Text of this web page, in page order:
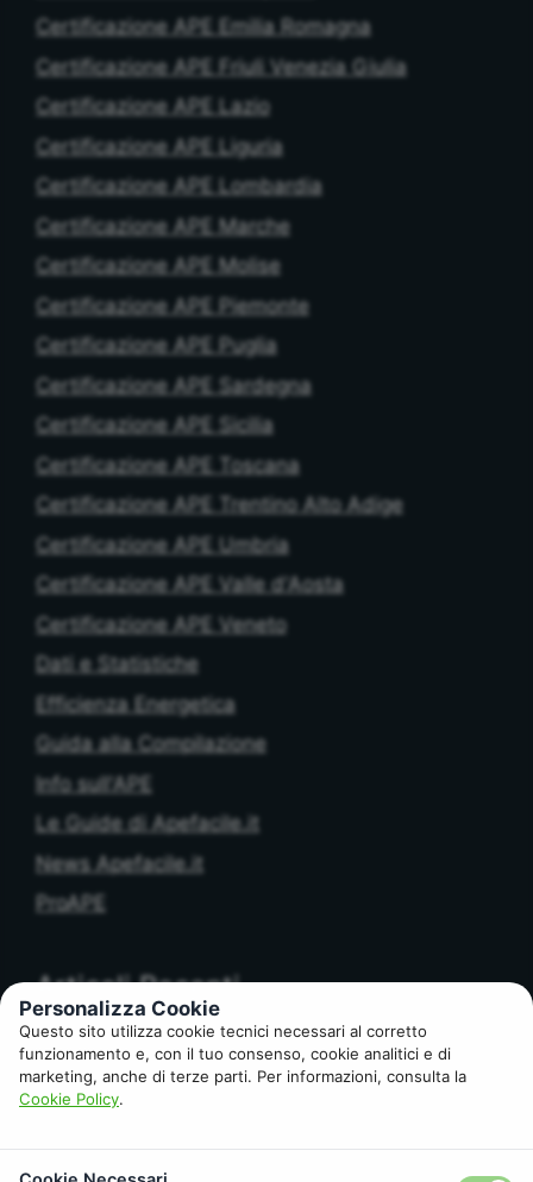
Certificazione APE Emilia Romagna
Certificazione APE Friuli Venezia Giulia
Certificazione APE Lazio
Certificazione APE Liguria
Certificazione APE Lombardia
Certificazione APE Marche
Certificazione APE Molise
Certificazione APE Piemonte
Certificazione APE Puglia
Certificazione APE Sardegna
Certificazione APE Sicilia
Certificazione APE Toscana
Certificazione APE Trentino Alto Adige
Certificazione APE Umbria
Certificazione APE Valle d'Aosta
Certificazione APE Veneto
Dati e Statistiche
Efficienza Energetica
Guida alla Compilazione
Info sull'APE
Le Guide di Apefacile.it
News Apefacile.it
ProAPE
Articoli Recenti
APE e Banca: cosa controlla l’Istituto di Credito
prima del rogito
locazione breve e lunga
Personalizza Cookie
Questo sito utilizza cookie tecnici necessari al corretto
funzionamento e, con il tuo consenso, cookie analitici e di
marketing, anche di terze parti. Per informazioni, consulta la
Cookie Policy.